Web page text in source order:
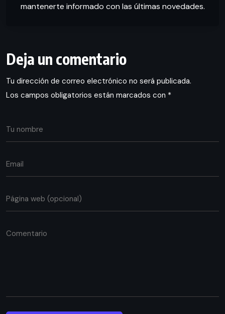
mantenerte informado con las últimas novedades.
Deja un comentario
Tu dirección de correo electrónico no será publicada.
Los campos obligatorios están marcados con *